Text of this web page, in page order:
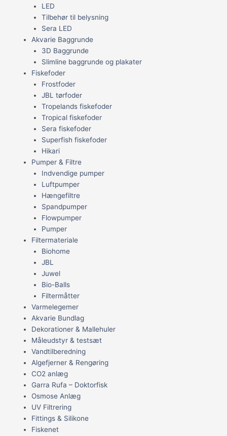
LED
Tilbehør til belysning
Sera LED
Akvarie Baggrunde
3D Baggrunde
Slimline baggrunde og plakater
Fiskefoder
Frostfoder
JBL tørfoder
Tropelands fiskefoder
Tropical fiskefoder
Sera fiskefoder
Superfish fiskefoder
Hikari
Pumper & Filtre
Indvendige pumper
Luftpumper
Hængefiltre
Spandpumper
Flowpumper
Pumper
Filtermateriale
Biohome
JBL
Juwel
Bio-Balls
Filtermåtter
Varmelegemer
Akvarie Bundlag
Dekorationer & Mallehuler
Måleudstyr & testsæt
Vandtilberedning
Algefjerner & Rengøring
CO2 anlæg
Garra Rufa – Doktorfisk
Osmose Anlæg
UV Filtrering
Fittings & Silikone
Fiskenet